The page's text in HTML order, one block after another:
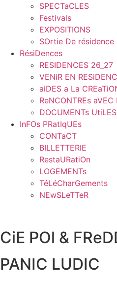
SPECTaCLES
Festivals
EXPOSITIONS
SOrtie De résidence
RésiDences
RESIDENCES 26_27
VENiR EN
aiDES a La
ReNCONTREs
DOCUMENTs UtiLES
InFOs PRatIqUEs
CONTaCT
BILLETTERIE
RestaURatiOn
LOGEMENTs
TéLéCharGements
NEwSLeTTeR
CiE POl &
PANIC LUDIC